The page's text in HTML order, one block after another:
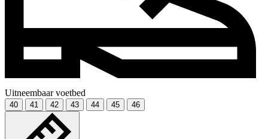
Uitneembaar voetbed
40 41 42 43 44 45 46